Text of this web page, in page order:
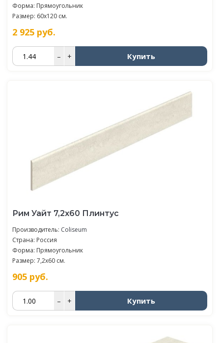
Форма: Прямоугольник
Размер: 60x120 см.
2 925 руб.
– + Купить
Рим Уайт 7,2x60 Плинтус
Производитель: Coliseum
Страна: Россия
Форма: Прямоугольник
Размер: 7,2x60 см.
905 руб.
– + Купить